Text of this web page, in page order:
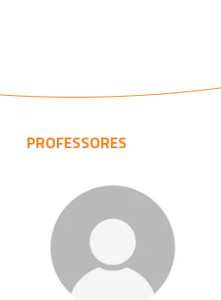
PROFESSORES
Veja o
curriculo